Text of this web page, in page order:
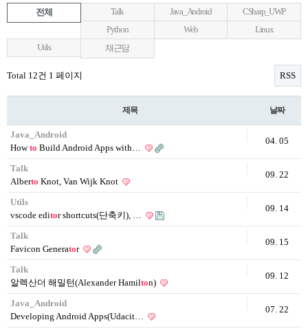
전체 Talk Java_Android
CSharp_UWP
Python
Web
Linux
Utils
채근담
Total 12건 1 페이지 RSS
제목 날짜
Java_Android
Howto Build Android Apps with…
04. 05
Talk
Alberto Knot, Van Wijk Knot
09. 22
Utils
vscode editor shortcuts(단축키), …
09. 14
Talk
Favicon Generator
09. 15
Talk
알렉산더 해밀턴(Alexander Hamilton)
09. 12
Java_Android
Developing Android Apps(Udacit…
07. 22